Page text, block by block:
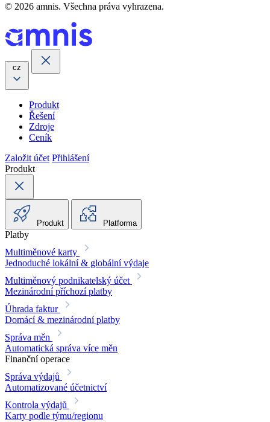
© 2026 amnis. Všechna práva vyhrazena.
cz
Produkt
Řešení
Zdroje
Ceník
Založit účet Přihlášení
Produkt
Produkt Platforma
Platby
Multiměnové karty
Jednoduché lokální & globální výdaje
Multiměnový podnikatelský účet
Mezinárodní příchozí platby
Úhrada faktur
Domácí & mezinárodní platby
Správa měn
Automatická správa více měn
Finanční operace
Správa výdajů
Automatizované účetnictví
Kontrola výdajů
Karty podle týmu/regionu